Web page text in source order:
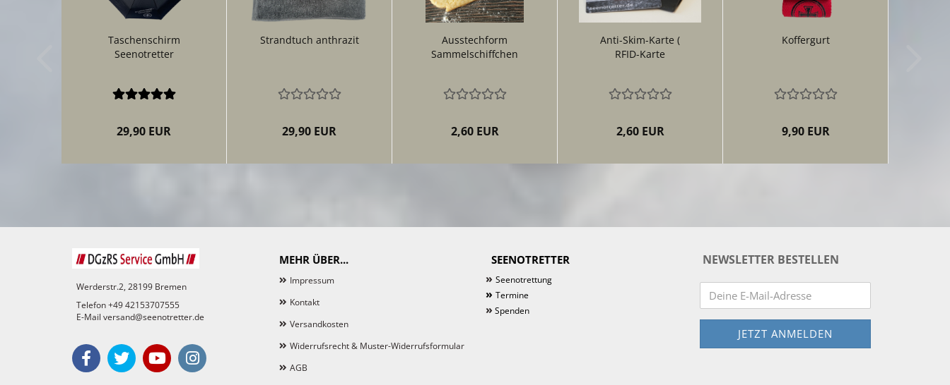
Taschenschirm
Seenotretter
29,90 EUR
Strandtuch anthrazit
29,90 EUR
Ausstechform
Sammelschiffchen
2,60 EUR
Anti-Skim-Karte (
RFID-Karte
2,60 EUR
Koffergurt
9,90 EUR
MEHR ÜBER...
Impressum
Kontakt
Versandkosten
Widerrufsrecht & Muster-Widerrufsformular
AGB
SEENOTRETTER
» Seenotrettung
» Termine
» Spenden
NEWSLETTER BESTELLEN
Werderstr.2, 28199 Bremen
Telefon +49 42153707555
E-Mail versand@seenotretter.de